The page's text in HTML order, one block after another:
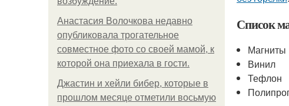
Анастасия Волочкова недавно
опубликовала трогательное
совместное фото со своей мамой, к
которой она приехала в гости.
Джастин и хейли бибер, которые в
прошлом месяце отметили восьмую
Список
Магниты
Винил
Тефлон